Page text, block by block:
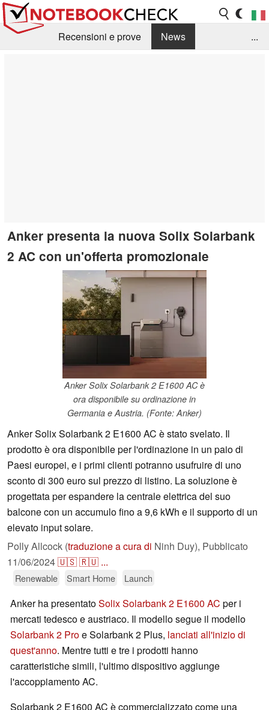
Recensioni e prove
News
...
Anker presenta la nuova Solix Solarbank
2 AC con un'offerta promozionale
Anker Solix Solarbank 2 E1600 AC è
ora disponibile su ordinazione in
Germania e Austria. (Fonte: Anker)
Anker Solix Solarbank 2 E1600 AC è stato svelato. Il
prodotto è ora disponibile per l'ordinazione in un paio di
Paesi europei, e i primi clienti potranno usufruire di uno
sconto di 300 euro sul prezzo di listino. La soluzione è
progettata per espandere la centrale elettrica del suo
balcone con un accumulo fino a 9,6 kWh e il supporto di un
elevato input solare.
Polly Allcock (traduzione a cura di Ninh Duy), Pubblicato
11/06/2024🇺🇸🇷🇺 ...
Renewable Smart Home Launch
Anker ha presentatoSolix Solarbank 2 E1600 AC per i
mercati tedesco e austriaco. Il modello segue il modello
Solarbank 2 Proe Solarbank 2 Plus, lanciati all'inizio di
quest'anno. Mentre tutti e tre i prodotti hanno
caratteristiche simili, l'ultimo dispositivo aggiunge
l'accoppiamento AC.
Solarbank 2 E1600 AC è commercializzato come una